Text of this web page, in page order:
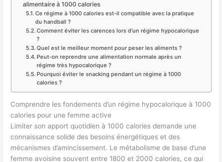
alimentaire à 1000 calories
Ce régime à 1000 calories est-il compatible avec la pratique
du handball ?
Comment éviter les carences lors d’un régime hypocalorique
?
Quel est le meilleur moment pour peser les aliments ?
Peut-on reprendre une alimentation normale après un
régime très hypocalorique ?
Pourquoi éviter le snacking pendant un régime à 1000
calories ?
Comprendre les fondements d’un régime hypocalorique à 1000
calories pour une femme active
Limiter son apport quotidien à 1000 calories demande une
connaissance solide des besoins énergétiques et des
mécanismes d’amincissement. Le métabolisme de base d’une
femme avoisine souvent entre 1800 et 2000 calories, ce qui